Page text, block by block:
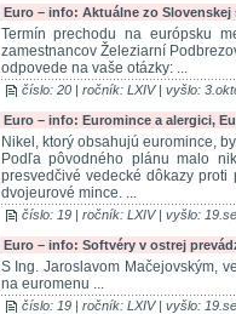
Euro – info: Aktuálne zo Slovenskej
Termín prechodu na európsku
zamestnancov Železiarní
odpovede na vaše otázky: ...
číslo: 20 | ročník: LXIV | vyšlo:
Euro – info: Euromince a alergici,
Nikel, ktorý obsahujú euromince,
Podľa pôvodného plánu malo
presvedčivé vedecké dôkazy
dvojeurové mince. ...
číslo: 19 | ročník: LXIV | vyšlo:
Euro – info: Softvéry v ostrej
S Ing. Jaroslavom Mačejovským,
na euromenu ...
číslo: 19 | ročník: LXIV | vyšlo: